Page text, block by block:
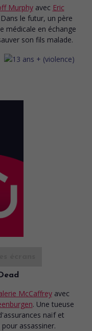
Murphy avec Eric
le futur, un père
médicale en échange
son fils malade.
McCaffrey avec
. Une tueuse
naïf et
assassiner.